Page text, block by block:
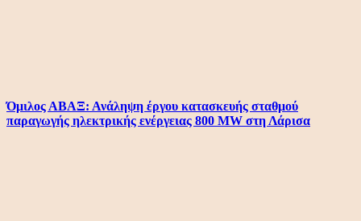
Όμιλος ΑΒΑΞ: Ανάληψη έργου κατασκευής σταθμού
παραγωγής ηλεκτρικής ενέργειας 800 ΜW στη Λάρισα